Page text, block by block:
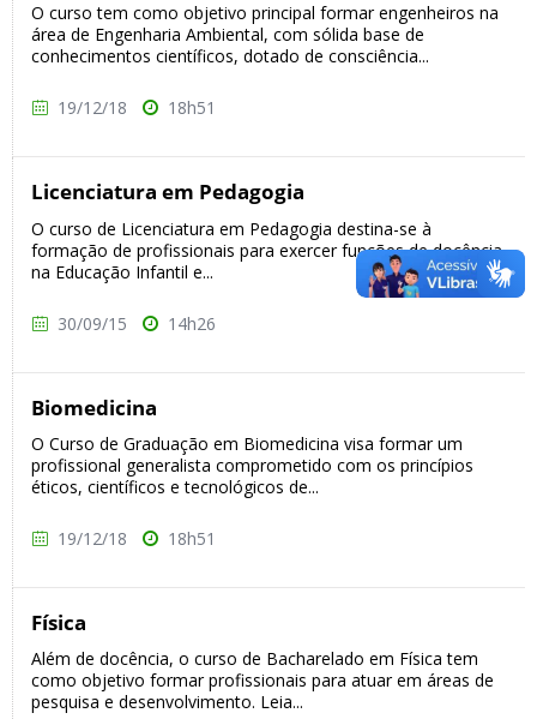
O curso tem como objetivo principal formar engenheiros na
área de Engenharia Ambiental, com sólida base de
conhecimentos científicos, dotado de consciência...
19/12/18 18h51
Licenciatura em Pedagogia
O curso de Licenciatura em Pedagogia destina-se à
formação de profissionais para exercer funções de docência
na Educação Infantil e...
30/09/15 14h26
Biomedicina
O Curso de Graduação em Biomedicina visa formar um
profissional generalista comprometido com os princípios
éticos, científicos e tecnológicos de...
19/12/18 18h51
Física
Além de docência, o curso de Bacharelado em Física tem
como objetivo formar profissionais para atuar em áreas de
pesquisa e desenvolvimento. Leia...